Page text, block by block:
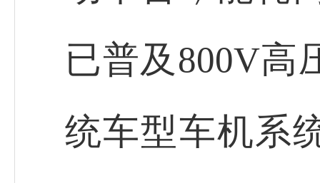
已普及800V高
统车型车机系